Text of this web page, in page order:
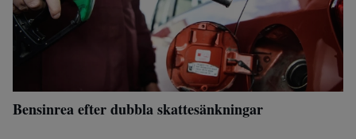
Bensinrea efter dubbla skattesänkningar